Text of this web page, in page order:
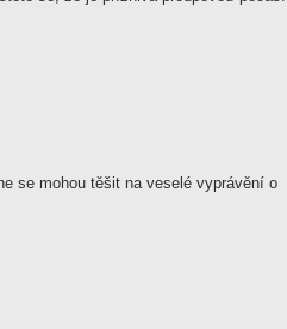
se mohou těšit na veselé vyprávění o